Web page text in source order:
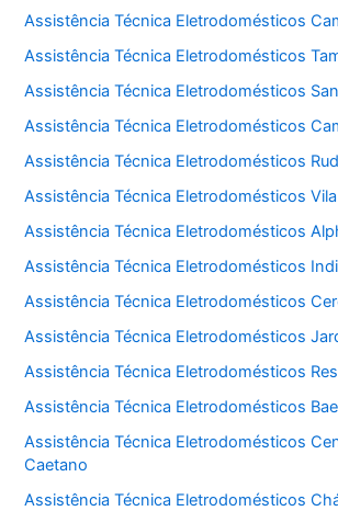
Assistência Técnica Eletrodomésticos
Assistência Técnica Eletrodomésticos
Assistência Técnica Eletrodomésticos
Assistência Técnica Eletrodomésticos
Assistência Técnica Eletrodomésticos
Assistência Técnica Eletrodomésticos
Assistência Técnica Eletrodomésticos
Assistência Técnica Eletrodomésticos
Assistência Técnica Eletrodomésticos
Assistência Técnica Eletrodomésticos
Assistência Técnica Eletrodomésticos
Assistência Técnica Eletrodomésticos
Assistência Técnica Eletrodomésticos
Caetano
Assistência Técnica Eletrodomésticos